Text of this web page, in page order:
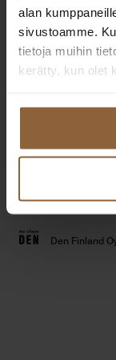
alan
sivustoamme.
tietoja muihin
kerätty, kun olet
Extranet
Usein kysytyt
Den Finland